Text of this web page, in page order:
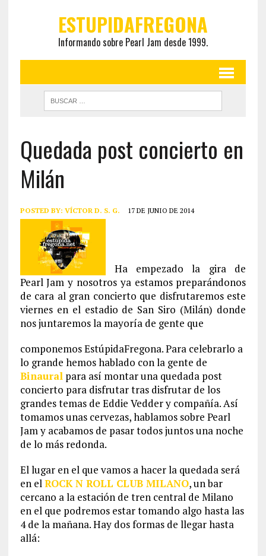
ESTUPIDAFREGONA
Informando sobre Pearl Jam desde 1999.
Quedada post concierto en
Milán
POSTED BY: VÍCTOR D. S. G. 17 DE JUNIO DE 2014
Ha empezado la gira de
Pearl Jam y nosotros ya estamos preparándonos
de cara al gran concierto que disfrutaremos este
viernes en el estadio de San Siro (Milán) donde
nos juntaremos la mayoría de gente que
componemos EstúpidaFregona. Para celebrarlo a
lo grande hemos hablado con la gente de
Binauralpara así montar una quedada post
concierto para disfrutar tras disfrutar de los
grandes temas de Eddie Vedder y compañía. Así
tomamos unas cervezas, hablamos sobre Pearl
Jam y acabamos de pasar todos juntos una noche
de lo más redonda.
El lugar en el que vamos a hacer la quedada será
en elROCK N ROLL CLUB MILANO, un bar
cercano a la estación de tren central de Milano
en el que podremos estar tomando algo hasta las
4 de la mañana. Hay dos formas de llegar hasta
allá: